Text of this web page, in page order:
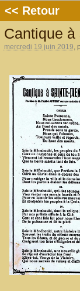
<< Retour
Cantique
mercredi 19 juin 2019 ,